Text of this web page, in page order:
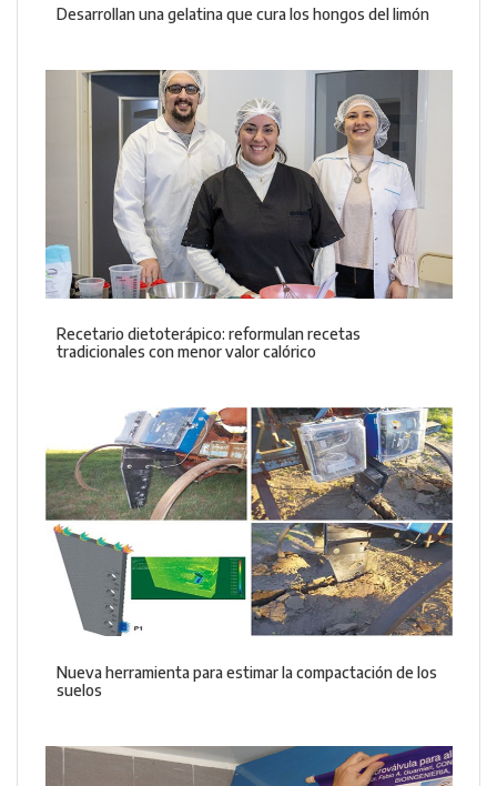
Desarrollan una gelatina que cura los hongos del limón
Recetario dietoterápico: reformulan recetas
tradicionales con menor valor calórico
Nueva herramienta para estimar la compactación de los
suelos